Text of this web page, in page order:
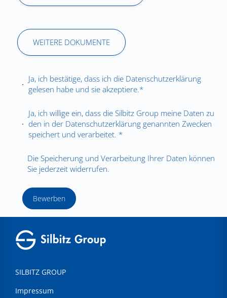
WEITERE DOKUMENTE
Ja, ich bestätige, dass ich die Datenschutzerklärung
gelesen habe und sie akzeptiere.*
Ja, ich willige ein, dass die Silbitz Group meine Daten zu
den in der Datenschutzerklärunggenannten Zwecken
speichert und verarbeitet. *
Die Speicherung und Verarbeitung Ihrer Daten können
Sie jederzeit widerrufen.
Bewerben
SILBITZ GROUP
Impressum